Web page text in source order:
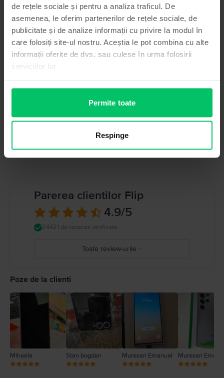
de rețele sociale și pentru a analiza traficul. De
asemenea, le oferim partenerilor de rețele sociale, de
publicitate și de analize informații cu privire la modul în
care folosiți site-ul nostru. Aceștia le pot combina cu alte
informații oferite de dvs. sau culese în urma folosirii
serviciilor lor.
Permite toate
Respinge
Informatii producator
Informatii persoana responsabila
Informatii siguranta produs
Informatii privind avertismentele de siguranta cu privire la produs.
Brand
Samsung
Model
Galaxy S6 Edge
Culoare
Memorie RAM
Vezi toate specificațiile
Parerea clientilor Flip
4.9/5
24421 de recenzii verificate
Toate review-urile
2
1
Poze de la clienti
Mihaela Stan bogdan Muresan Emanuel Muresan